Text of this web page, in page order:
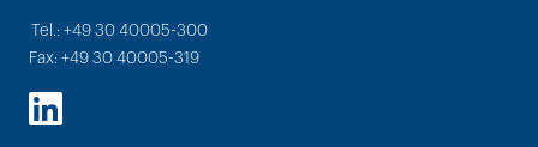
Tel.: +49 30 40005-300
Fax: +49 30 40005-319
LinkedIn